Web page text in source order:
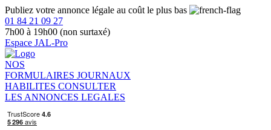
Publiez votre annonce légale au coût le plus bas
01 84 21 09 27
7h00 à 19h00 (non surtaxé)
Espace JAL-Pro
NOS
FORMULAIRES JOURNAUX
HABILITES CONSULTER
LES ANNONCES LEGALES